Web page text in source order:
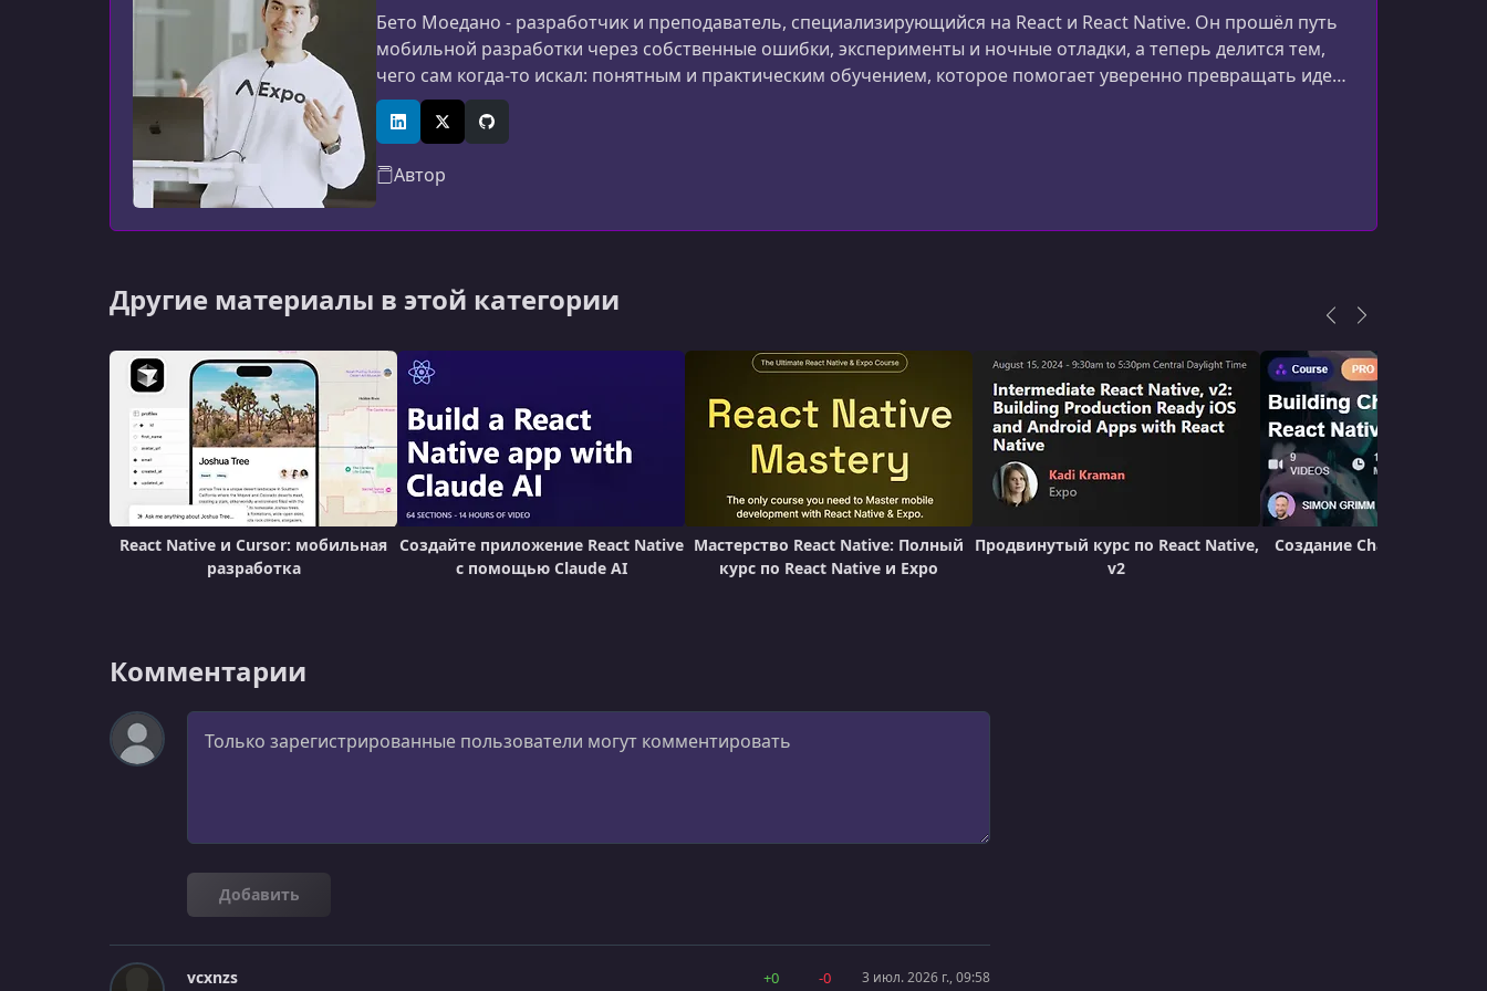
УРОК 16. 00:07:22
016 dynamic routes
00:06:08
020 role based auth
УРОК 21. 00:14:52
021 deep link
УРОК 22. 00:42:45
022 Animations and Gestures
00:06:16
023 Composition and Interactions
Бето Моедано - разработчик и преподаватель, специализирующийся на React и React Native. Он прошёл путь
мобильной разработки через собственные ошибки, эксперименты и ночные отладки, а теперь делится тем,
чего сам когда-то искал: понятным и практическим обучением, которое помогает уверенно превращать идеи
в работающие приложения.Как основатель Code with Beto, он создал платформу для разработчиков, которые
хотят учиться быстрее и эффективнее. Его ку
LinkedInX (Twitter)GitHub
Автор
Другие материалы в этой категории
React Native и Cursor: мобильная
разработка
Создайте приложение React Native
с помощью Claude AI
Мастерство React Native: Полный
курс по React Native и Expo
Продвинутый курс по React Native,
v2
Создание ChatGPT с
Комментарии
Комментарий
Добавить
vcxnzs +0 -0 3 июл. 2026 г., 09:58